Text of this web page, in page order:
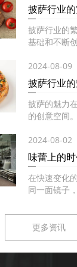
披萨行业
披萨行业的
基础和不断
2024-08-09
披萨行业
披萨的魅力
的创意空间
2024-08-02
味蕾上的
在快速变化
同一面镜子
更多资讯